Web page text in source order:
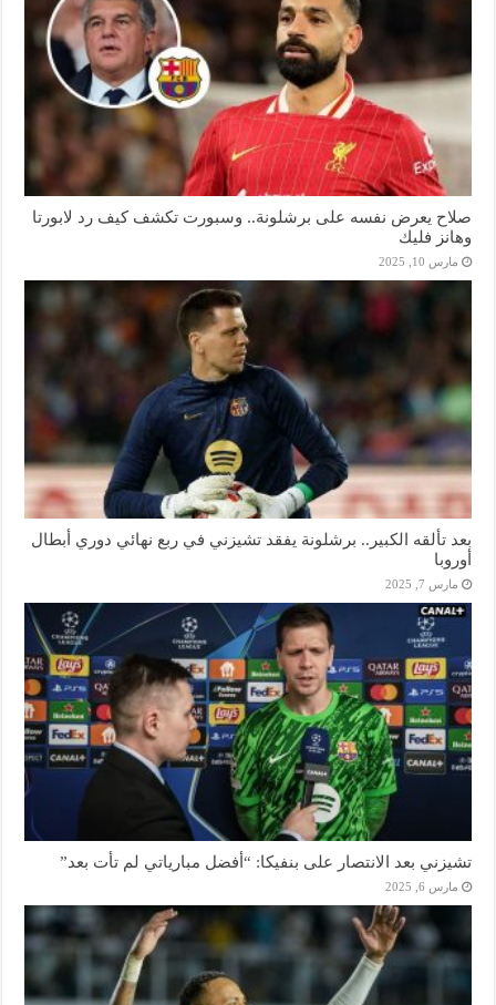
صلاح يعرض نفسه على برشلونة.. وسبورت تكشف كيف رد لابورتا
وهانز فليك
مارس 10, 2025
بعد تألقه الكبير.. برشلونة يفقد تشيزني في ربع نهائي دوري أبطال
أوروبا
مارس 7, 2025
تشيزني بعد الانتصار على بنفيكا: “أفضل مبارياتي لم تأت بعد”
مارس 6, 2025